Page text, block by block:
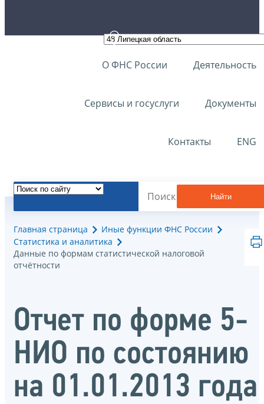
О ФНС России Деятельность
Сервисы и госуслуги Документы
Контакты ENG
Найти
Главная страница
Иные функции ФНС России
Статистика и аналитика
Данные по формам статистической налоговой
отчётности
Отчет по форме 5-
НИО по состоянию
на 01.01.2013 года